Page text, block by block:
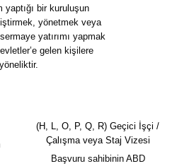
yaptığı bir kuruluşun
yönetmek veya
yatırımı yapmak
gelen kişilere
yöneliktir.
(H, L, O, P, Q, R) Geçici İşçi /
Çalışma veya Staj Vizesi
Başvuru sahibinin ABD